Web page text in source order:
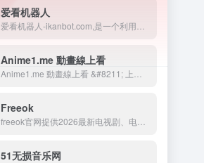
爱看机器人
Anime1.me 動畫線上看
Freeok
51无损音乐网